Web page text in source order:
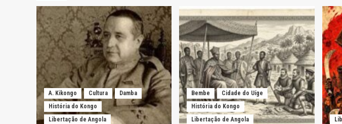
A. Kikongo Cultura
Damba
História do Kongo
Libertação de Angola
Bembe
Cidade do Uíge
História do Kongo
Libertação de Angola